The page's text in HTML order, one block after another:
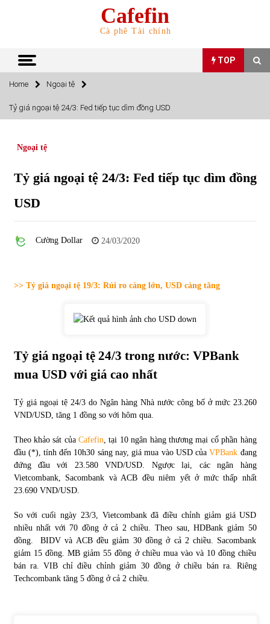
Cafefin
Cà phê Tài chính
TOP
TOP
Top 10 mặt hàng Việt Nam nhập khẩu nhiều nhất tháng
Top 10 mặt hàng Việt Nam xuất khẩu nhiều nhất tháng
Tự doanh ngày 3.6.2022: CTCK mua ròng 28,7 tỷ đồng
31/05/2022
Bất ổn từ các cuộc đấu giá đất ở Thanh Hoá
31/05/2022
Tiền gửi vào ngân hàng tiếp tục tăng mạnh
31/05/2022
S&P Ratings cập nhật xếp hạng tín nhiệm của
Vietcombank và Eximbank
31/05/2022
Chứng khoán ngày 30/5/2022: Top 10 cổ phiếu nổi bật
31/05/2022
Home Ngoại tệ
Tỷ giá ngoại tệ 24/3: Fed tiếp tục dìm đồng USD
Ngoại tệ
Tỷ giá ngoại tệ 24/3: Fed tiếp tục dìm đồng
USD
Cường Dollar 24/03/2020
>> Tỷ giá ngoại tệ 19/3: Rủi ro càng lớn, USD càng tăng
Tỷ giá ngoại tệ 24/3 trong nước: VPBank
mua USD với giá cao nhất
Tỷ giá ngoại tệ 24/3 do Ngân hàng Nhà nước công bố ở mức 23.260
VND/USD, tăng 1 đồng so với hôm qua.
Theo khảo sát củaCafefin, tại 10 ngân hàng thương mại cổ phần hàng
đầu (*), tính đến 10h30 sáng nay, giá mua vào USD củaVPBank đang
đứng đầu với 23.580 VND/USD. Ngược lại, các ngân hàng
Vietcombank, Sacombank và ACB đều niêm yết ở mức thấp nhất
23.690 VND/USD.
So với cuối ngày 23/3, Vietcombank đã điều chỉnh giảm giá USD
nhiều nhất với 70 đồng ở cả 2 chiều. Theo sau, HDBank giảm 50
đồng. BIDV và ACB đều giảm 30 đồng ở cả 2 chiều. Sacombank
giảm 15 đồng. MB giảm 55 đồng ở chiều mua vào và 10 đồng chiều
bán ra. VIB chỉ điều chỉnh giảm 30 đồng ở chiều bán ra. Riêng
Techcombank tăng 5 đồng ở cả 2 chiều.